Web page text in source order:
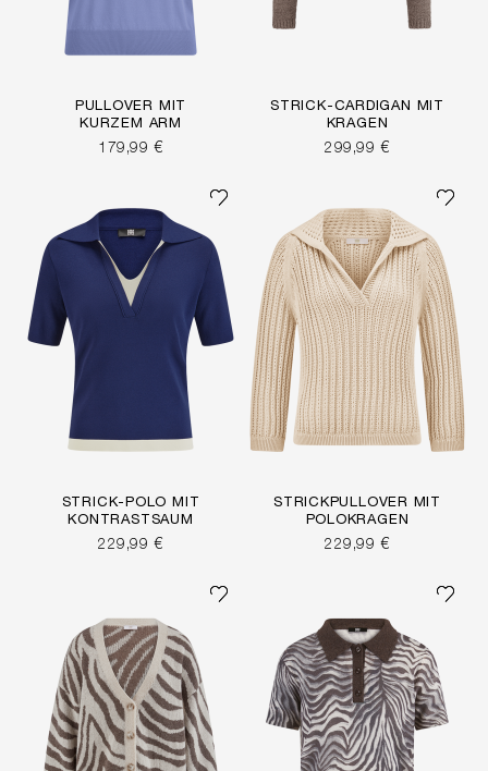
PULLOVER MIT
KURZEM ARM
179,99 €
STRICK-CARDIGAN MIT
KRAGEN
299,99 €
STRICK-POLO MIT
KONTRASTSAUM
229,99 €
STRICKPULLOVER MIT
POLOKRAGEN
229,99 €